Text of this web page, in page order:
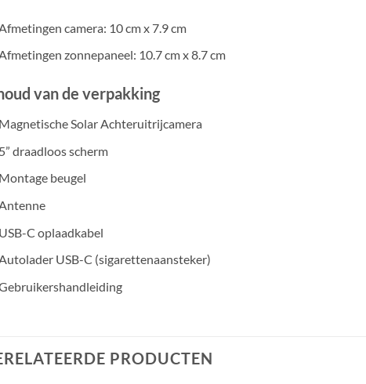
camera: 10 cm x 7.9 cm
zonnepaneel: 10.7 cm x 8.7 cm
van de verpakking
Solar Achteruitrijcamera
draadloos scherm
beugel
C oplaadkabel
USB-C (sigarettenaansteker)
PRODUCTEN